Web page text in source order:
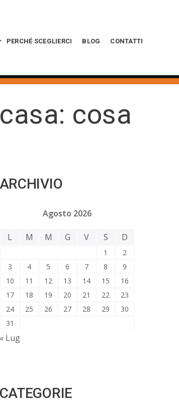
PERCHÉ SCEGLIERCI BLOG CONTATTI
cosa
ARCHIVIO
Agosto 2026
L M M G V S D
1
2
3
4 5 6 7 8
9
10
11 12 13 14 15
16
17
18 19 20 21 22
23
24
25 26 27 28 29
30
31
« Lug
CATEGORIE